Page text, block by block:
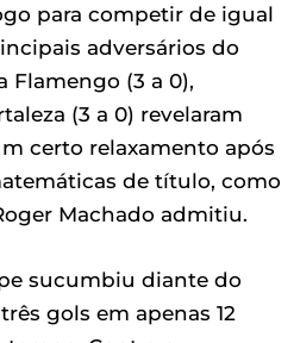
para competir de igual
adversários do
Flamengo (3 a 0),
(3 a 0) revelaram
certo relaxamento após
de título, como
Machado admitiu.
sucumbiu diante do
gols em apenas 12